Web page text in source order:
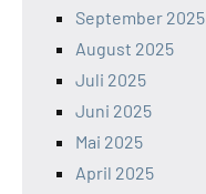
September 2025
August 2025
Juli 2025
Juni 2025
Mai 2025
April 2025